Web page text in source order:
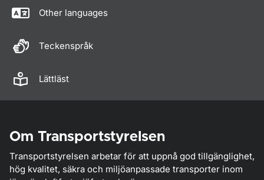
Other languages
Teckenspråk
Lättläst
Om Transportstyrelsen
Transportstyrelsen arbetar för att uppnå god tillgänglighet,
hög kvalitet, säkra och miljöanpassade transporter inom